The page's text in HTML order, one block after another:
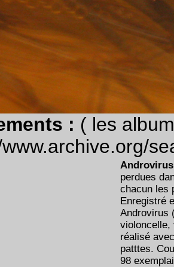
: ( les
perdues
chacun les
Enregistré
Androvirus
violoncelle,
réalisé
patttes.
98